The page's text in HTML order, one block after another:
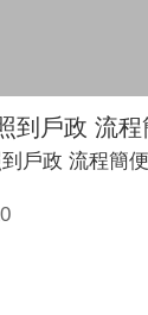
到戶政 流程
戶政 流程簡